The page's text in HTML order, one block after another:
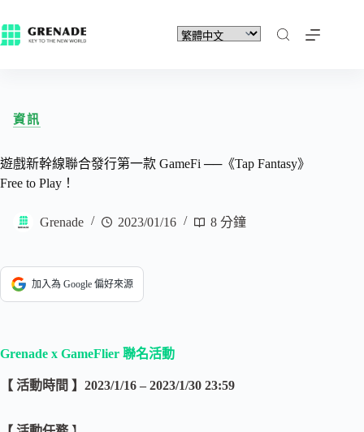
資訊
遊戲新幹線聯合發行第一款 GameFi ──《Tap Fantasy》
Free to Play！
Grenade 2023/01/16 8 分鐘
加入為 Google 偏好來源
Grenade x GameFlier 聯名活動
【 活動時間 】2023/1/16 – 2023/1/30 23:59